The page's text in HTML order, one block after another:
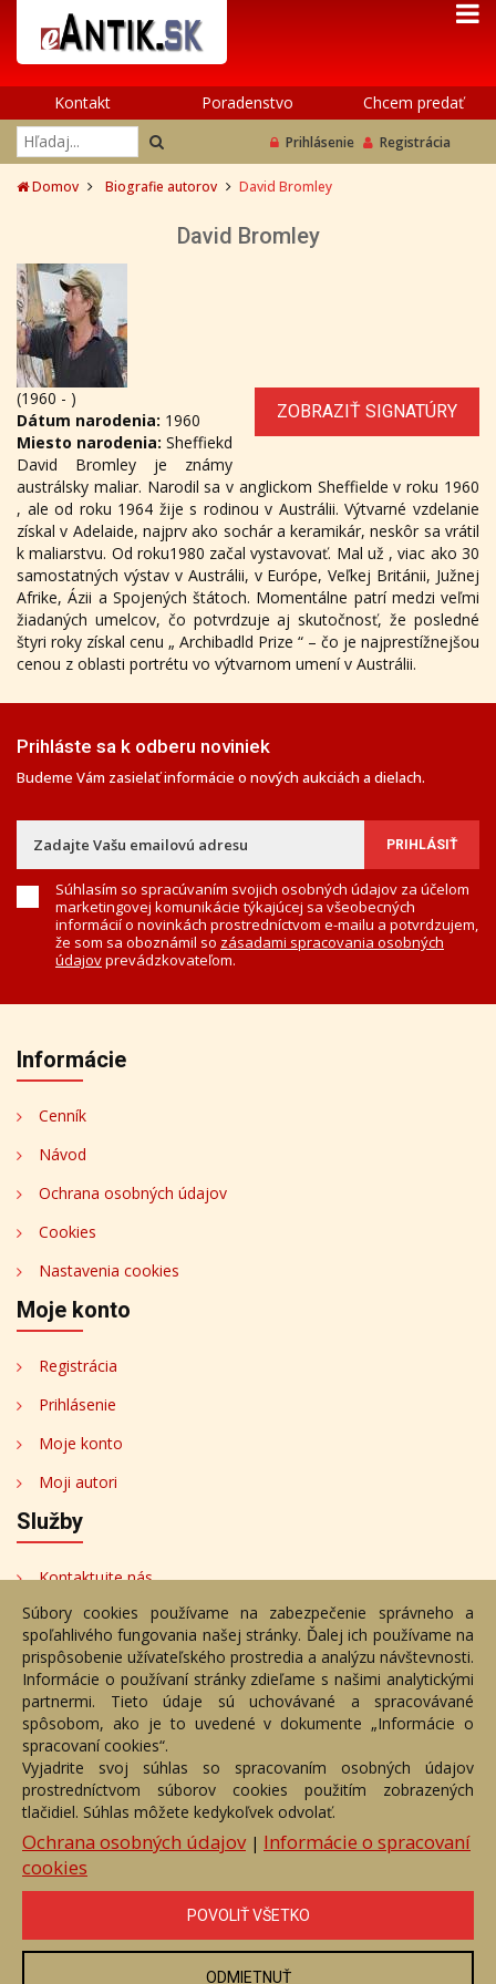
Kontakt Poradenstvo Chcem predať
Prihlásenie Registrácia
Domov Biografie autorov David Bromley
David Bromley
ZOBRAZIŤ SIGNATÚRY
(1960 - )
Dátum narodenia: 1960
Miesto narodenia: Sheffiekd
David Bromley je známy
austrálsky maliar. Narodil sa v anglickom Sheffielde v roku 1960
, ale od roku 1964 žije s rodinou v Austrálii. Výtvarné vzdelanie
získal v Adelaide, najprv ako sochár a keramikár, neskôr sa vrátil
k maliarstvu. Od roku1980 začal vystavovať. Mal už , viac ako 30
samostatných výstav v Austrálii, v Európe, Veľkej Británii, Južnej
Afrike, Ázii a Spojených štátoch. Momentálne patrí medzi veľmi
žiadaných umelcov, čo potvrdzuje aj skutočnosť, že posledné
štyri roky získal cenu „ Archibadld Prize “ – čo je najprestížnejšou
cenou z oblasti portrétu vo výtvarnom umení v Austrálii.
Prihláste sa k odberu noviniek
Budeme Vám zasielať informácie o nových aukciách a dielach.
Súhlasím so spracúvaním svojich osobných údajov za účelom
marketingovej komunikácie týkajúcej sa všeobecných
informácií o novinkách prostredníctvom e-mailu a potvrdzujem,
že som sa oboznámil so zásadami spracovania osobných
údajovprevádzkovateľom.
Informácie
Cenník
Návod
Ochrana osobných údajov
Cookies
Nastavenia cookies
Moje konto
Registrácia
Prihlásenie
Moje konto
Moji autori
Služby
Kontaktujte nás
Bezplatné poradenstvo
Adresa
Nižný Hrušov 333, 094 22,
Slovenská republika
+421 905 356 921
+421 905 959 101
eantik@eantik.sk
Kontakt
Bezplatné poradenstvo
Biografie autorov
Súbory cookies používame na zabezpečenie správneho a
spoľahlivého fungovania našej stránky. Ďalej ich používame na
prispôsobenie užívateľského prostredia a analýzu návštevnosti.
Informácie o používaní stránky zdieľame s našimi analytickými
partnermi. Tieto údaje sú uchovávané a spracovávané
spôsobom, ako je to uvedené v dokumente „Informácie o
spracovaní cookies“.
Vyjadrite svoj súhlas so spracovaním osobných údajov
prostredníctvom súborov cookies použitím zobrazených
tlačidiel. Súhlas môžete kedykoľvek odvolať.
Ochrana osobných údajov| Informácie o spracovaní
cookies
POVOLIŤ VŠETKO
ODMIETNUŤ